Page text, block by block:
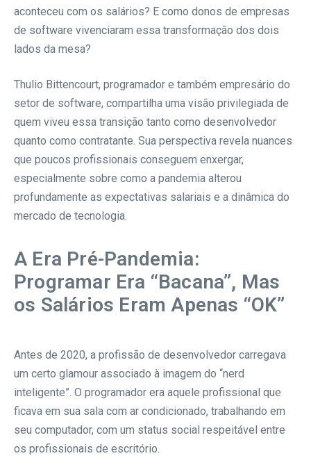
aconteceu com os salários? E como donos de empresas
de software vivenciaram essa transformação dos dois
lados da mesa?
Thulio Bittencourt, programador e também empresário do
setor de software, compartilha uma visão privilegiada de
quem viveu essa transição tanto como desenvolvedor
quanto como contratante. Sua perspectiva revela nuances
que poucos profissionais conseguem enxergar,
especialmente sobre como a pandemia alterou
profundamente as expectativas salariais e a dinâmica do
mercado de tecnologia.
A Era Pré-Pandemia:
Programar Era “Bacana”, Mas
os Salários Eram Apenas “OK”
Antes de 2020, a profissão de desenvolvedor carregava
um certo glamour associado à imagem do “nerd
inteligente”. O programador era aquele profissional que
ficava em sua sala com ar condicionado, trabalhando em
seu computador, com um status social respeitável entre
os profissionais de escritório.